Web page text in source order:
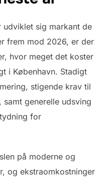
udviklet sig markant de
frem mod 2026, er der
hvor meget det koster
i København. Stadigt
stigende krav til
generelle udsving
for
på moderne og
og ekstraomkostninger